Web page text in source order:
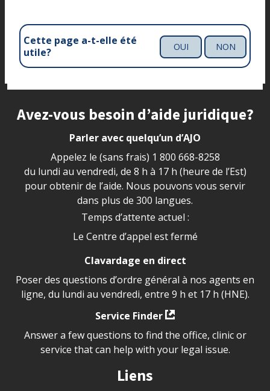
Cette page a-t-elle été
utile?
OUI NON
Site footer
Avez-vous besoin d’aide juridique?
Parler avec quelqu’un d’AJO
Appelez le (sans frais) 1 800 668-8258
du lundi au vendredi, de 8 h à 17 h (heure de l’Est)
pour obtenir de l’aide. Nous pouvons vous servir
dans plus de 300 langues.
Temps d’attente actuel :
Le Centre d’appel est fermé
Clavardage en direct
Poser des questions d’ordre général à nos agents en
ligne, du lundi au vendredi, entre 9 h et 17 h (HNE).
Service Finder
Answer a few questions to find the office, clinic or
service that can help with your legal issue.
Liens